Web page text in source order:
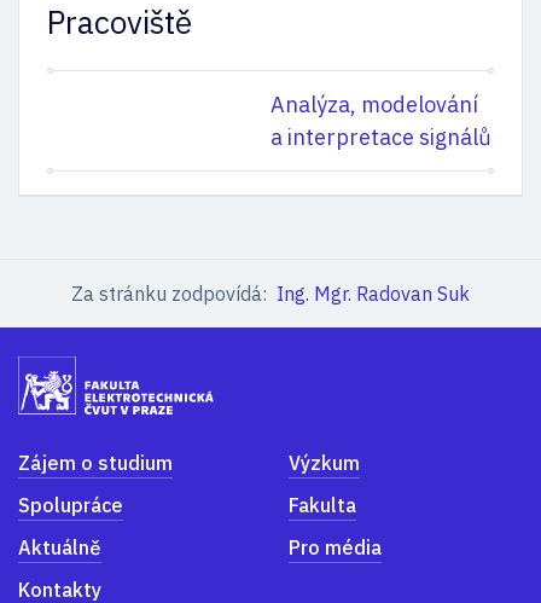
Pracoviště
Analýza, modelování
a interpretace signálů
Za stránku zodpovídá: Ing. Mgr. Radovan Suk
Zájem o studium
Výzkum
Spolupráce
Fakulta
Aktuálně
Pro média
Kontakty